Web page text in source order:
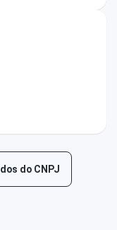
do CNPJ